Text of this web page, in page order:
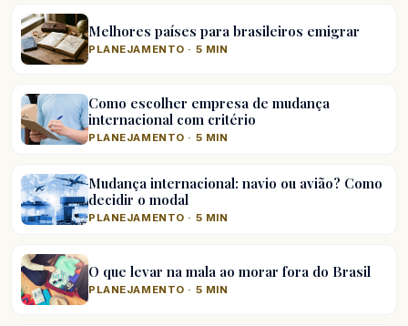
Melhores países para brasileiros emigrar
PLANEJAMENTO · 5 MIN
Como escolher empresa de mudança
internacional com critério
PLANEJAMENTO · 5 MIN
Mudança internacional: navio ou avião? Como
decidir o modal
PLANEJAMENTO · 5 MIN
O que levar na mala ao morar fora do Brasil
PLANEJAMENTO · 5 MIN